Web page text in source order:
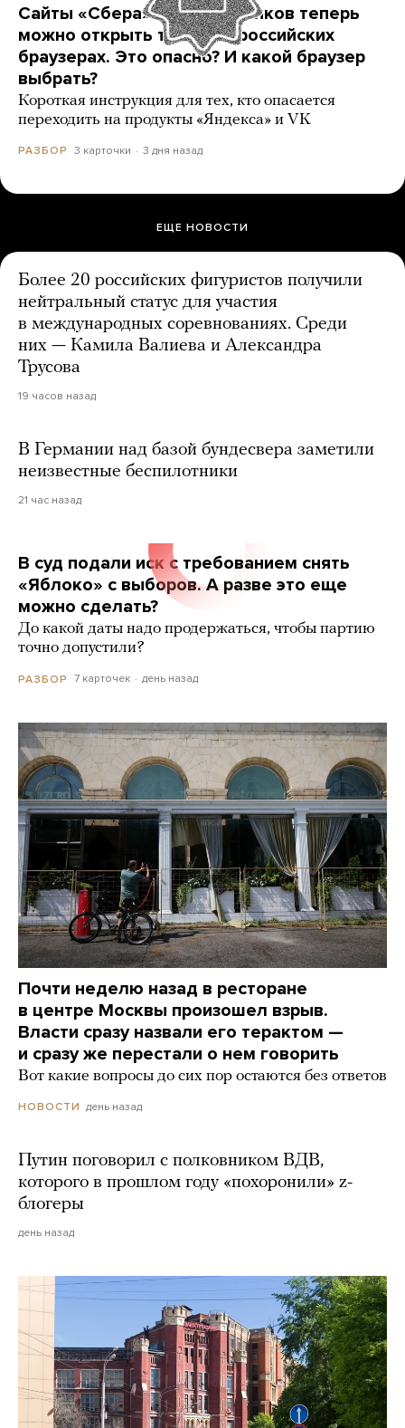
Сайты «Сбера» и других банков теперь
можно открыть только в российских
браузерах. Это опасно? И какой браузер
выбрать?
Короткая инструкция для тех, кто опасается
переходить на продукты «Яндекса» и VK
РАЗБОР 3 карточки 3 дня назад
ЕЩЕ НОВОСТИ
Более 20 российских фигуристов получили
нейтральный статус для участия
в международных соревнованиях. Среди
них — Камила Валиева и Александра
Трусова
19 часов назад
В Германии над базой бундесвера заметили
неизвестные беспилотники
21 час назад
В суд подали иск с требованием снять
«Яблоко» с выборов. А разве это еще
можно сделать?
До какой даты надо продержаться, чтобы партию
точно допустили?
РАЗБОР 7 карточек день назад
Почти неделю назад в ресторане
в центре Москвы произошел взрыв.
Власти сразу назвали его терактом —
и сразу же перестали о нем говорить
Вот какие вопросы до сих пор остаются без ответов
НОВОСТИ день назад
Путин поговорил с полковником ВДВ,
которого в прошлом году «похоронили» z-
блогеры
день назад